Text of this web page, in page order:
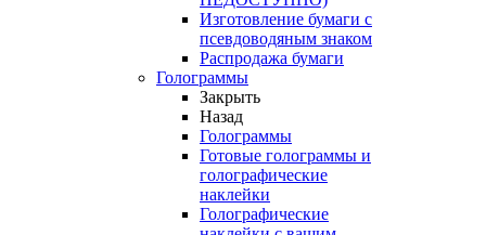
Изготовление бумаги с
псевдоводяным знаком
Распродажа бумаги
Голограммы
Закрыть
Назад
Голограммы
Готовые голограммы и
голографические
наклейки
Голографические